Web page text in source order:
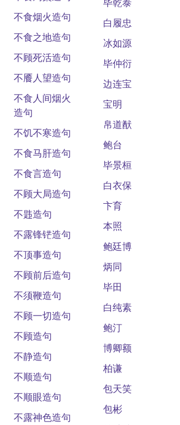
不食烟火造句
不食之地造句
不顾死活造句
不餍人望造句
不食人间烟火
造句
不饥不寒造句
不食马肝造句
不食言造句
不顾大局造句
不韪造句
不露锋铓造句
不顶事造句
不顾前后造句
不须鞭造句
不顾一切造句
不顾造句
不静造句
不顺造句
不顺眼造句
不露神色造句
白履忠
冰如源
毕仲衍
边连宝
宝明
帛道猷
鲍台
毕景桓
白衣保
卞育
本照
鲍廷博
炳同
毕田
白纯素
鲍汀
博卿额
柏谦
包天笑
包彬